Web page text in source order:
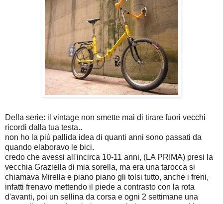
Della serie: il vintage non smette mai di tirare fuori vecchi
ricordi dalla tua testa..
non ho la più pallida idea di quanti anni sono passati da
quando elaboravo le bici.
credo che avessi all'incirca 10-11 anni, (LA PRIMA) presi la
vecchia Graziella di mia sorella, ma era una tarocca si
chiamava Mirella e piano piano gli tolsi tutto, anche i freni,
infatti frenavo mettendo il piede a contrasto con la rota
d'avanti, poi un sellina da corsa e ogni 2 settimane una